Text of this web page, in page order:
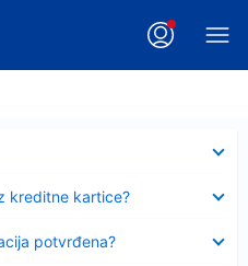
kreditne kartice?
potvrđena?